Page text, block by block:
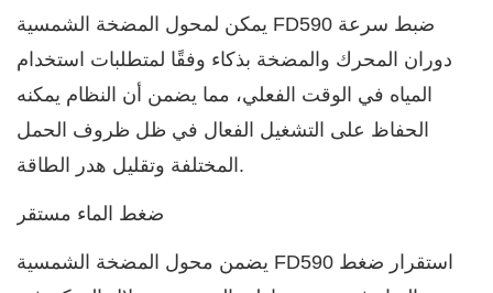
يمكن لمحول المضخة الشمسية FD590 ضبط سرعة
دوران المحرك والمضخة بذكاء وفقًا لمتطلبات استخدام
المياه في الوقت الفعلي، مما يضمن أن النظام يمكنه
الحفاظ على التشغيل الفعال في ظل ظروف الحمل
المختلفة وتقليل هدر الطاقة.
ضغط الماء مستقر
يضمن محول المضخة الشمسية
FD590 استقرار ضغط